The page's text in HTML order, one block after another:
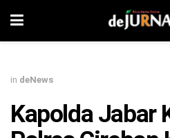
in deNews
Kapolda Jabar